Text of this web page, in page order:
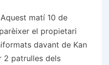
matí 10 de
el propietari
davant de Kan
2 patrulles dels